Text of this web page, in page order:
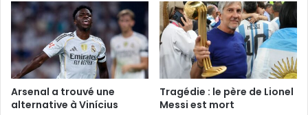
Arsenal a trouvé une
alternative à Vinícius
Tragédie : le père de Lionel
Messi est mort